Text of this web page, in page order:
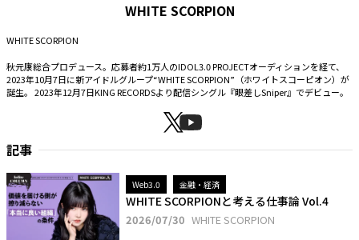
WHITE SCORPION
WHITE SCORPION
秋元康総合プロデュース。応募者約1万人のIDOL3.0 PROJECTオーディションを経て、
2023年10月7日に新アイドルグループ“WHITE SCORPION”（ホワイトスコーピオン）が
誕生。 2023年12月7日KING RECORDSより配信シングル『眼差しSniper』でデビュー。
記事
Web3.0 金融・経済
WHITE SCORPIONと考える仕事論 Vol.4
2026/07/30 WHITE SCORPION